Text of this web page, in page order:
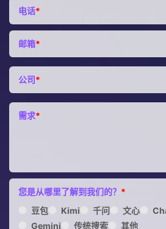
电话*
邮箱*
公司*
需求*
您是从哪里了解到我们的？ *
豆包
Kimi 千问 文心
Gemini
传统搜索 其他